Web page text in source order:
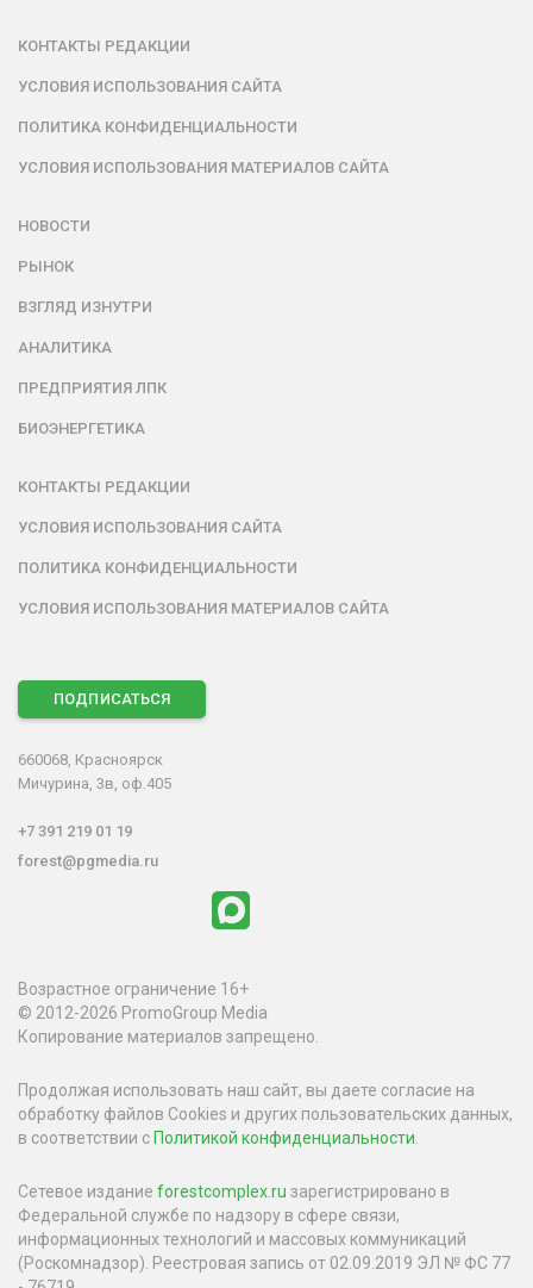
КОНТАКТЫ РЕДАКЦИИ
УСЛОВИЯ ИСПОЛЬЗОВАНИЯ САЙТА
ПОЛИТИКА КОНФИДЕНЦИАЛЬНОСТИ
УСЛОВИЯ ИСПОЛЬЗОВАНИЯ МАТЕРИАЛОВ САЙТА
НОВОСТИ
РЫНОК
ВЗГЛЯД ИЗНУТРИ
АНАЛИТИКА
ПРЕДПРИЯТИЯ ЛПК
БИОЭНЕРГЕТИКА
КОНТАКТЫ РЕДАКЦИИ
УСЛОВИЯ ИСПОЛЬЗОВАНИЯ САЙТА
ПОЛИТИКА КОНФИДЕНЦИАЛЬНОСТИ
УСЛОВИЯ ИСПОЛЬЗОВАНИЯ МАТЕРИАЛОВ САЙТА
ПОДПИСАТЬСЯ
660068, Красноярск
Мичурина, 3в, оф.405
+7 391 219 01 19
forest@pgmedia.ru
Возрастное ограничение 16+
© 2012-2026 PromoGroup Media
Копирование материалов запрещено.
Продолжая использовать наш сайт, вы даете согласие на
обработку файлов Cookies и других пользовательских данных,
в соответствии с Политикой конфиденциальности
Сетевое издание forestcomplex.ru зарегистрировано в
Федеральной службе по надзору в сфере связи,
информационных технологий и массовых коммуникаций
(Роскомнадзор). Реестровая запись от 02.09.2019 ЭЛ № ФС 77